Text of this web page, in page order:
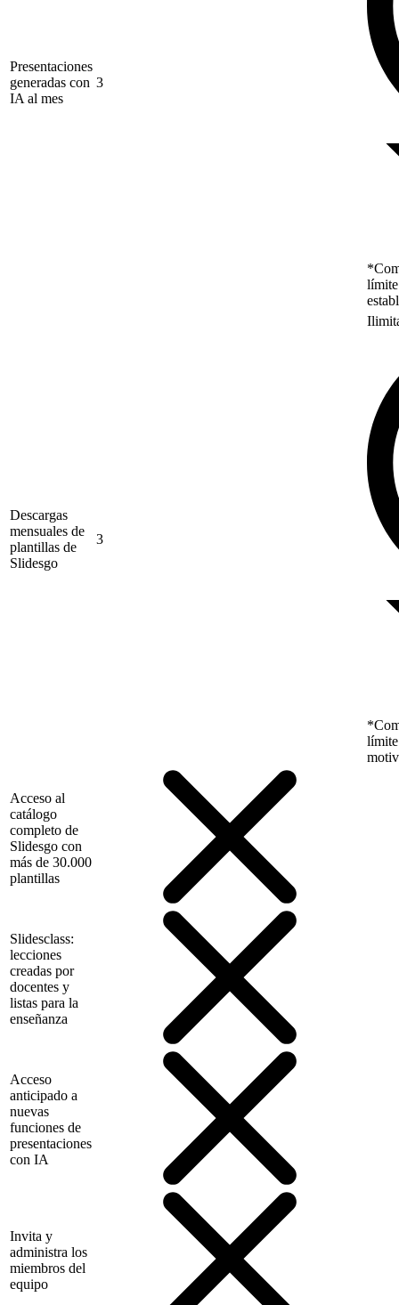
Presentaciones
generadas con
IA al mes
3
Descargas
mensuales de
plantillas de
Slidesgo
3
límite
Acceso al
catálogo
completo de
Slidesgo con
más de 30.000
plantillas
Slidesclass:
lecciones
creadas por
docentes y
listas para la
enseñanza
Acceso
anticipado a
nuevas
funciones de
presentaciones
con IA
Invita y
administra los
miembros del
equipo